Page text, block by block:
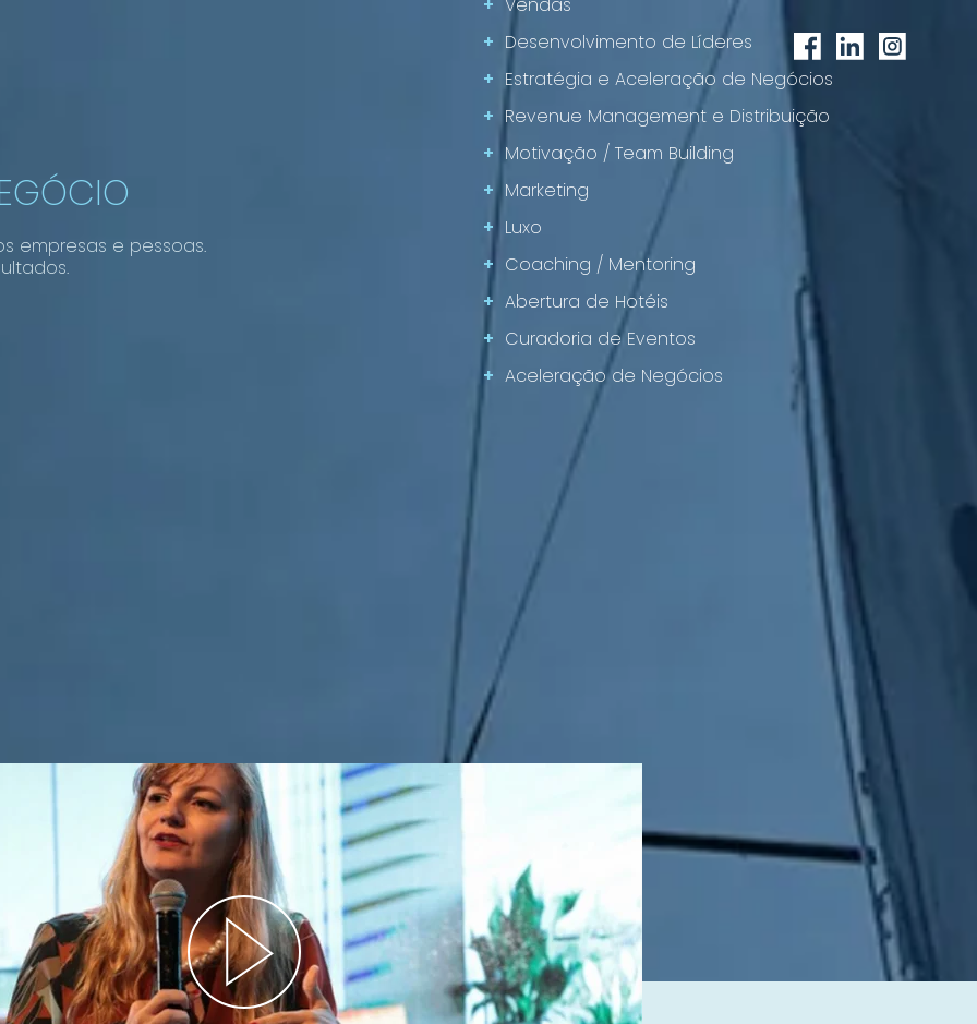
empresas e pessoas.
+ Desenvolvimento de Líderes
+ Estratégia e Aceleração de Negócios
+ Revenue Management e Distribuição
+ Motivação / Team Building
+ Marketing
+ Luxo
+ Coaching / Mentoring
+ Abertura de Hotéis
+ Curadoria de Eventos
+ Aceleração de Negócios